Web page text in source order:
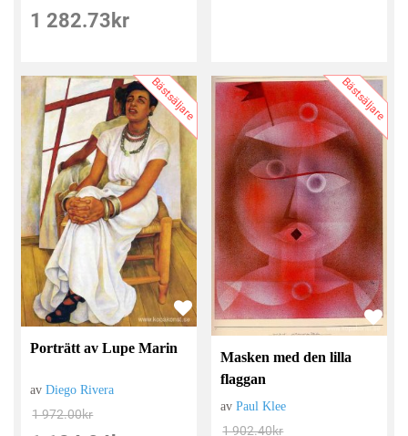
1 282.73 kr
Bästsäljare
Porträtt av Lupe Marin
avDiego Rivera
1 972.00kr
Bästsäljare
Masken med den lilla
flaggan
avPaul Klee
1 902.40kr